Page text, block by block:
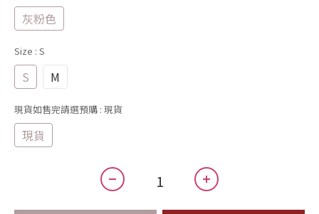
灰粉色
Size : S
S M
現貨如售完請選預購 : 現貨
現貨